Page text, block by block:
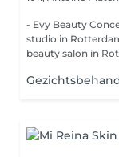
- Evy Beauty Concept Luxury hair salon, beauty
studio in Rotterdam Welcome to Evy Beauty Concept, a
beauty salon in